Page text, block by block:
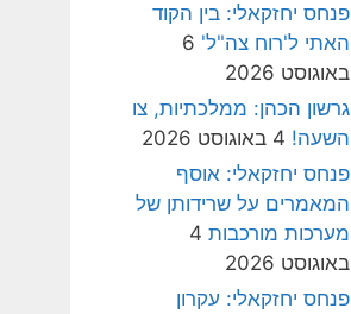
פנחס יחזקאלי: בין הקוד
האתי ל'רוח צה"ל' 6
באוגוסט 2026
גרשון הכהן: ממלכתיות, צו
השעה! 4 באוגוסט 2026
פנחס יחזקאלי: אוסף
המאמרים על שרידותן של
מערכות מורכבות 4
באוגוסט 2026
פנחס יחזקאלי: עקרון